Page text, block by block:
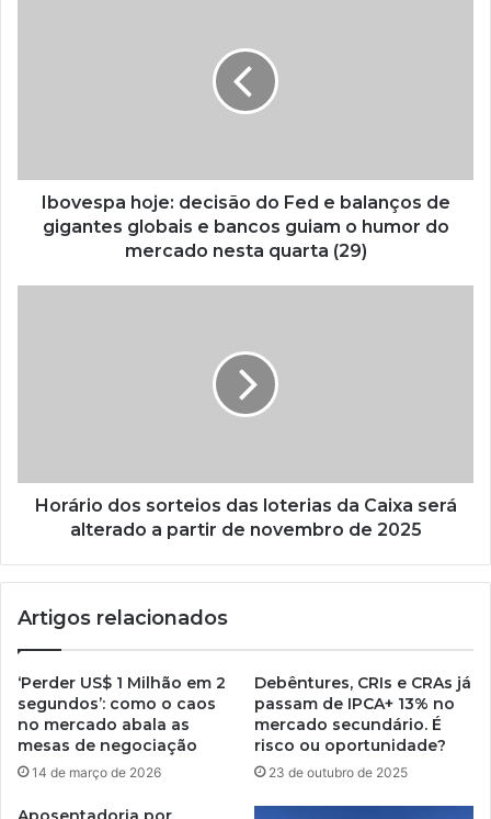
Ibovespa hoje: decisão do Fed e balanços de
gigantes globais e bancos guiam o humor do
mercado nesta quarta (29)
Horário dos sorteios das loterias da Caixa será
alterado a partir de novembro de 2025
Artigos relacionados
‘Perder US$ 1 Milhão em 2
segundos’: como o caos
no mercado abala as
mesas de negociação
14 de março de 2026
Debêntures, CRIs e CRAs já
passam de IPCA+ 13% no
mercado secundário. É
risco ou oportunidade?
23 de outubro de 2025